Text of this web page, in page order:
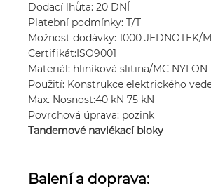
Dodací lhůta: 20 DNÍ
Platební podmínky: T/T
Možnost dodávky: 1000 JEDNOTEK/
Certifikát:ISO9001
Materiál: hliníková slitina/MC NYLON
Použití: Konstrukce elektrického
Max. Nosnost:40 kN 75 kN
Povrchová úprava: pozink
Tandemové navlékací bloky
Balení a doprava: